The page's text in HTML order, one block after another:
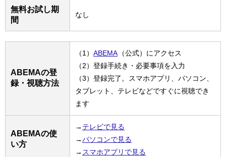
無料お試し期
間
なし
ABEMAの登
録・視聴方法
（1） ABEMA （公式）にアクセス
（2）登録手続き・必要事項を入力
（3）登録完了。スマホアプリ、パソコン、
タブレット、テレビなどですぐに視聴でき
ます
ABEMAの使
い方
→ テレビで見る
→パソコンで見る
→ スマホアプリで見る